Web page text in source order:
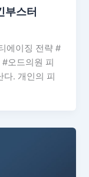
부스터
에이징 전략 #
오드의원 피
. 개인의 피